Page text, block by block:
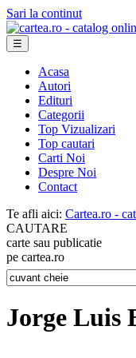
Sari la continut
☰
Acasa
Autori
Edituri
Categorii
Top Vizualizari
Top cautari
Carti Noi
Despre Noi
Contact
Te afli aici: Cartea.ro -
CAUTARE
carte sau publicatie
pe cartea.ro
Jorge Luis